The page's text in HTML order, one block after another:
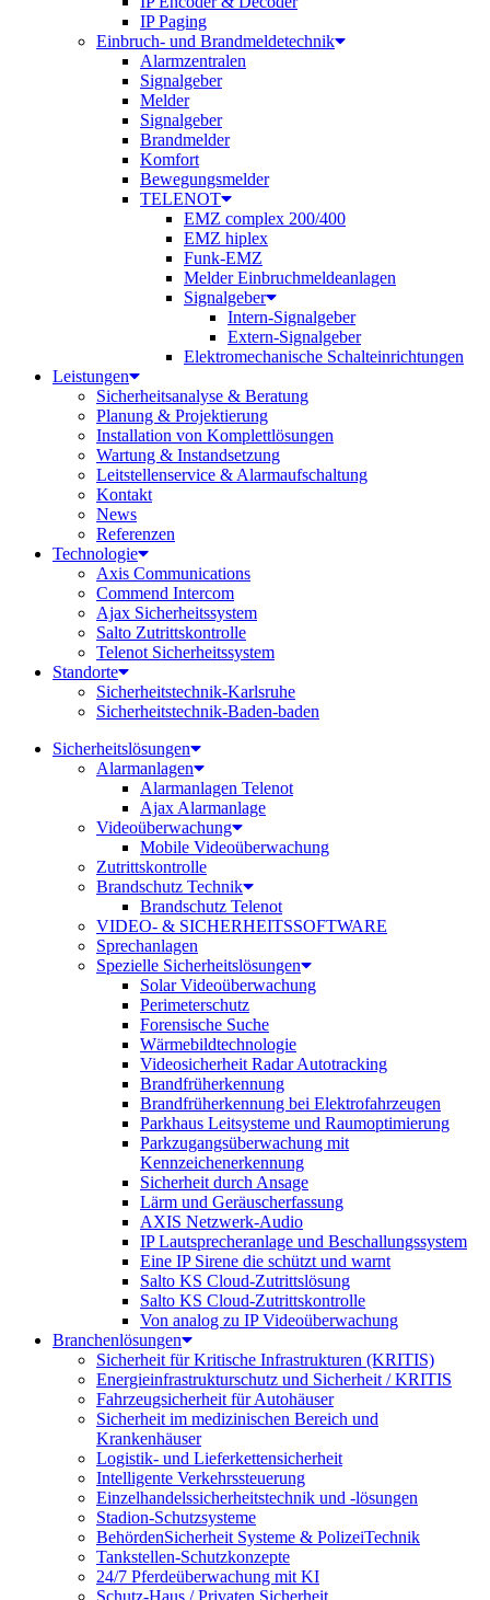
IP Paging
Einbruch- und Brandmeldetechnik
Alarmzentralen
Signalgeber
Melder
Signalgeber
Brandmelder
Komfort
Bewegungsmelder
TELENOT
EMZ complex 200/400
EMZ hiplex
Funk-EMZ
Melder Einbruchmeldeanlagen
Signalgeber
Intern-Signalgeber
Extern-Signalgeber
Elektromechanische Schalteinrichtungen
Leistungen
Sicherheitsanalyse & Beratung
Planung & Projektierung​
Installation von Komplettlösungen
Wartung & Instandsetzung
Leitstellenservice & Alarmaufschaltung
Kontakt
News
Referenzen
Technologie
Axis Communications
Commend Intercom
Ajax Sicherheitssystem​
Salto Zutrittskontrolle
Telenot Sicherheitssystem
Standorte
Sicherheitstechnik-Karlsruhe
Sicherheitstechnik-Baden-baden
Sicherheitslösungen
Alarmanlagen
Alarmanlagen Telenot
Ajax Alarmanlage
Videoüberwachung
Mobile Videoüberwachung
Zutrittskontrolle
Brandschutz Technik
Brandschutz Telenot
VIDEO- & SICHERHEITSSOFTWARE
Sprechanlagen
Spezielle Sicherheitslösungen
Solar Videoüberwachung
Perimeterschutz
Forensische Suche
Wärmebildtechnologie
Videosicherheit Radar Autotracking​
Brandfrüherkennung
Brandfrüherkennung bei Elektrofahrzeugen
Parkhaus Leitsysteme und Raumoptimierung
Parkzugangsüberwachung mit
Kennzeichenerkennung
Sicherheit durch Ansage
Lärm und Geräuscherfassung
AXIS Netzwerk-Audio
IP Lautsprecheranlage und Beschallungssystem
Eine IP Sirene die schützt und warnt
Salto KS Cloud-Zutrittslösung
Salto KS Cloud-Zutrittskontrolle
Von analog zu IP Videoüberwachung
Branchenlösungen
Sicherheit für Kritische Infrastrukturen (KRITIS)
Energieinfrastrukturschutz und Sicherheit / KRITIS
Fahrzeugsicherheit für Autohäuser
Sicherheit im medizinischen Bereich und
Krankenhäuser
Logistik- und Lieferkettensicherheit
Intelligente Verkehrssteuerung
Einzelhandelssicherheitstechnik und -lösungen
Stadion-Schutzsysteme
BehördenSicherheit Systeme & PolizeiTechnik
Tankstellen-Schutzkonzepte​
24/7 Pferdeüberwachung mit KI
Schutz-Haus / Privaten Sicherheit